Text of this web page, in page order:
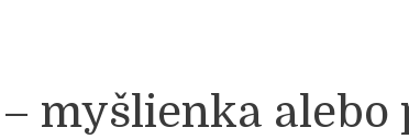
myšlienka alebo